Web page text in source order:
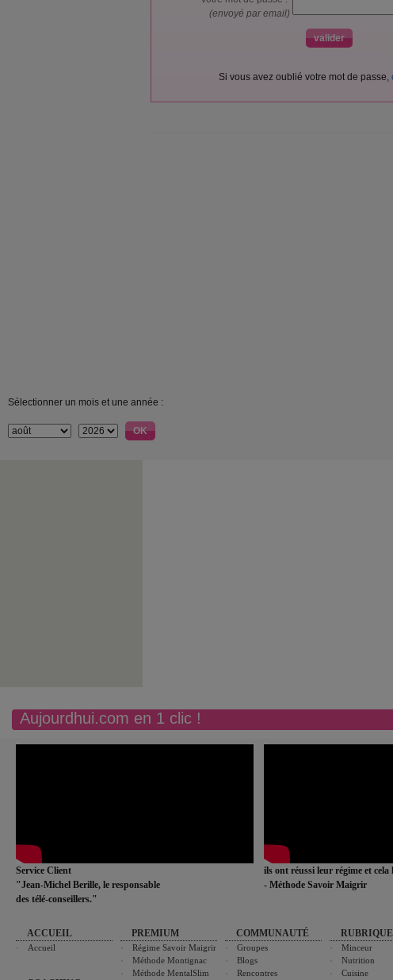
(envoyé par email)
Si vous avez oublié votre mot de passe,
Sélectionner un mois et une année :
Aujourdhui.com en 1 clic !
Service Client
"Jean-Michel Berille, le responsable
des télé-conseillers."
ils ont réussi leur régime et cela
- Méthode Savoir Maigrir
ACCUEIL
Accueil
PREMIUM
Régime Savoir Maigrir
Méthode Montignac
Méthode MentalSlim
COMMUNAUTÉ
Groupes
Blogs
Rencontres
Minceur
Nutrition
Cuisine